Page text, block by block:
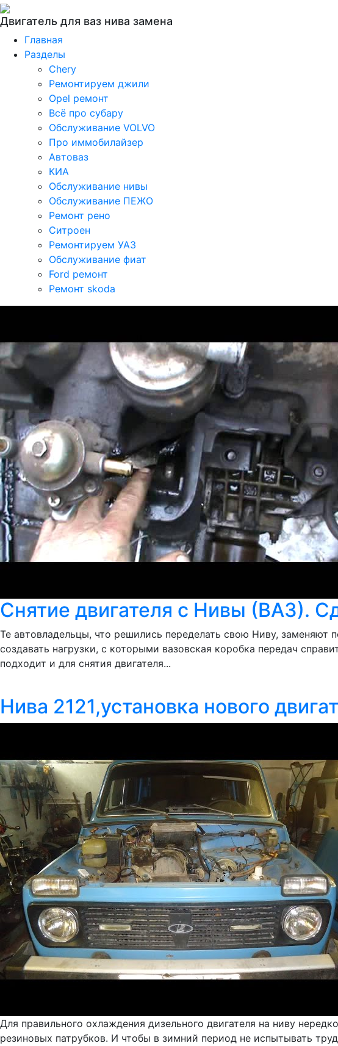
Двигатель для ваз нива замена
Главная
Разделы
Chery
Ремонтируем джили
Opel ремонт
Всё про субару
Обслуживание VOLVO
Про иммобилайзер
Автоваз
КИА
Обслуживание нивы
Обслуживание ПЕЖО
Ремонт рено
Ситроен
Ремонтируем УАЗ
Обслуживание фиат
Ford ремонт
Ремонт skoda
Снятие двигателя с Нивы (ВАЗ).
Те автовладельцы, что решились переделать свою Ниву, заменяют
создавать нагрузки, с которыми вазовская коробка передач
подходит и для снятия двигателя...
Нива 2121,установка нового
Для правильного охлаждения дизельного двигателя на ниву
резиновых патрубков. И чтобы в зимний период не испытывать